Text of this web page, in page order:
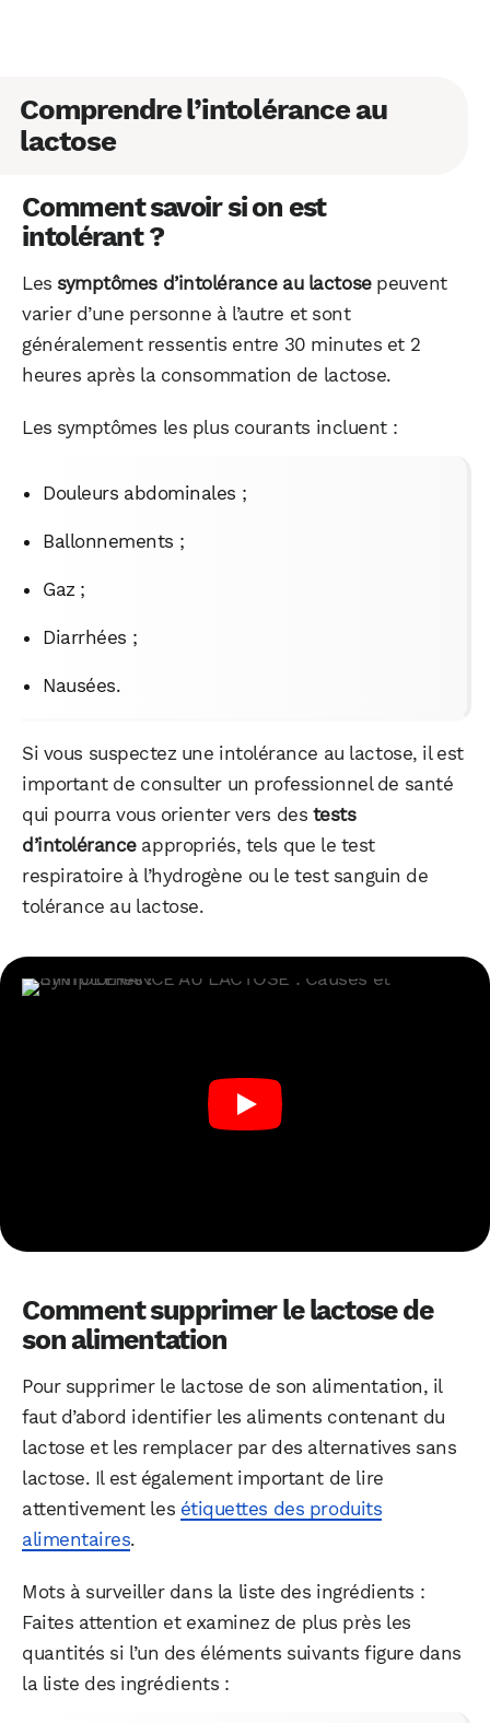
Comprendre l’intolérance au
lactose
Comment savoir si on est
intolérant ?
Lessymptômes d’intolérance au lactosepeuvent
varier d’une personne à l’autre et sont
généralement ressentis entre 30 minutes et 2
heures après la consommation de lactose.
Les symptômes les plus courants incluent :
Douleurs abdominales ;
Ballonnements ;
Gaz ;
Diarrhées ;
Nausées.
Si vous suspectez une intolérance au lactose, il est
important de consulter un professionnel de santé
qui pourra vous orienter vers des tests
d’intoléranceappropriés, tels que le test
respiratoire à l’hydrogène ou le test sanguin de
tolérance au lactose.
Comment supprimer le lactose de
son alimentation
Pour supprimer le lactose de son alimentation, il
faut d’abord identifier les aliments contenant du
lactose et les remplacer par des alternatives sans
lactose. Il est également important de lire
attentivement les étiquettes des produits
alimentaires.
Mots à surveiller dans la liste des ingrédients :
Faites attention et examinez de plus près les
quantités si l’un des éléments suivants figure dans
la liste des ingrédients :